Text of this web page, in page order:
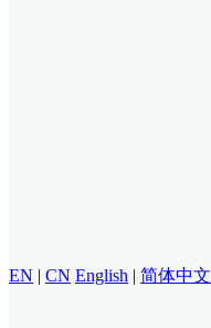
EN | CN English | 简体中文